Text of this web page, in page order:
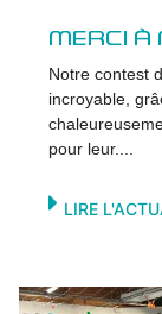
MERCI À
Notre contest
incroyable,
pour leur....
LIRE